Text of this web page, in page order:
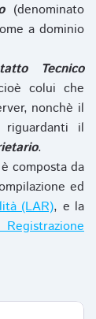
(denominato
a dominio
Tecnico
colui che
nonchè il
il
.
composta da
ed
(LAR), e la